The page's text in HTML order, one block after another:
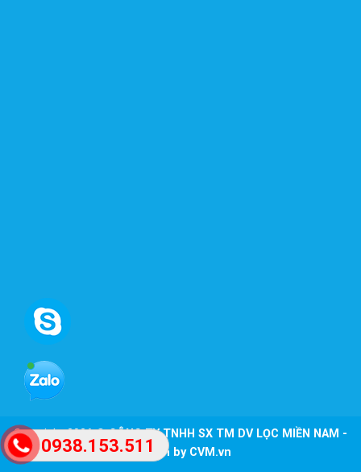
0938.153.511
Copyright 2026 ©CÔNG TY TNHH SX TM DV LỌC MIỀN NAM -
Design by CVM.vn